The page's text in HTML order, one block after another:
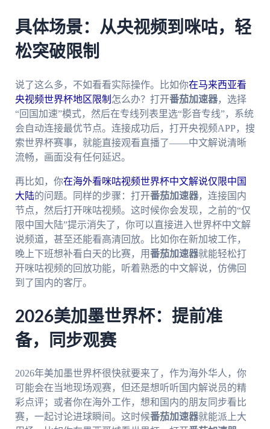
具体场景：从央视频到咪咕，轻
松突破限制
说了这么多，不如看看实际操作。比如你在马来西亚看
央视频世界杯地区限制 怎么办？打开番茄加速器，选择
“回国加速”模式，然后在专线列表里选“影音专线”，系统
会自动连接最优节点。连接成功后，打开央视频APP，搜
索世界杯赛事，就能直接观看直播了——中文解说清晰
流畅，画面没有任何延迟。
再比如，你在海外看咪咕视频世界杯中文解说仅限中国
大陆的问题。同样的步骤：打开番茄加速器，连接国内
节点，然后打开咪咕视频。这时候你会发现，之前的“仅
限中国大陆”提示消失了，你可以直接进入世界杯中文解
说频道，甚至还能看高清回放。比如你在新加坡工作，
晚上下班想补看白天的比赛，用番茄加速器就能轻松打
开咪咕视频的回放功能，听着熟悉的中文解说，仿佛回
到了国内的客厅。
2026美加墨世界杯：提前准
备，同步观赛
2026年美加墨世界杯很快就要来了，作为海外华人，你
可能会在当地现场观赛，但还是想听听国内解说员的精
彩点评；或者你在海外工作，想和国内的朋友同步看比
赛，一起讨论进球瞬间。这时候番茄加速器就能派上大